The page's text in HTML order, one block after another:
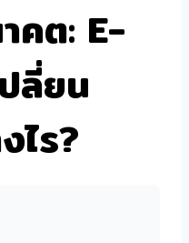
คต: E-
ลี่ยน
ไร?